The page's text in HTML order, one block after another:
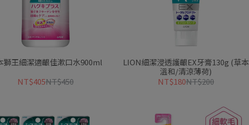
獅王細潔適齦佳漱口水900ml
NT$405NT$450
LION細潔浸透護齦EX牙膏130g (草本
溫和/清涼薄荷)
NT$180NT$200